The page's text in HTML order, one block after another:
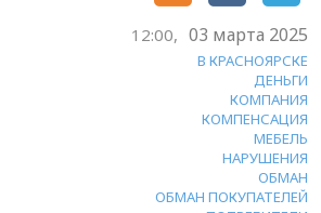
12:00, 03 марта 2025
В КРАСНОЯРСКЕ
ДЕНЬГИ
КОМПАНИЯ
КОМПЕНСАЦИЯ
МЕБЕЛЬ
НАРУШЕНИЯ
ОБМАН
ОБМАН ПОКУПАТЕЛЕЙ